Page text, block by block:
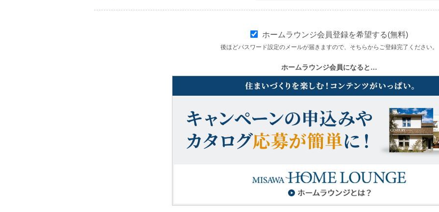
ホームラウンジ会員登録を希望する(無料)
後ほどパスワード設定のメールが届きますので、そちらからご登録完了ください。
ホームラウンジ会員になると…